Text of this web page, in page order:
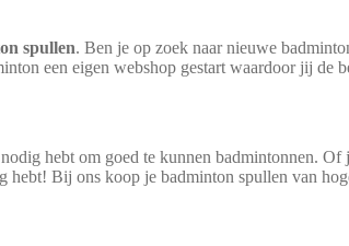
spullen. Ben je op zoek naar nieuwe
een eigen webshop gestart waardoor jij de
hebt om goed te kunnen badmintonnen. Of
Bij ons koop je badminton spullen van